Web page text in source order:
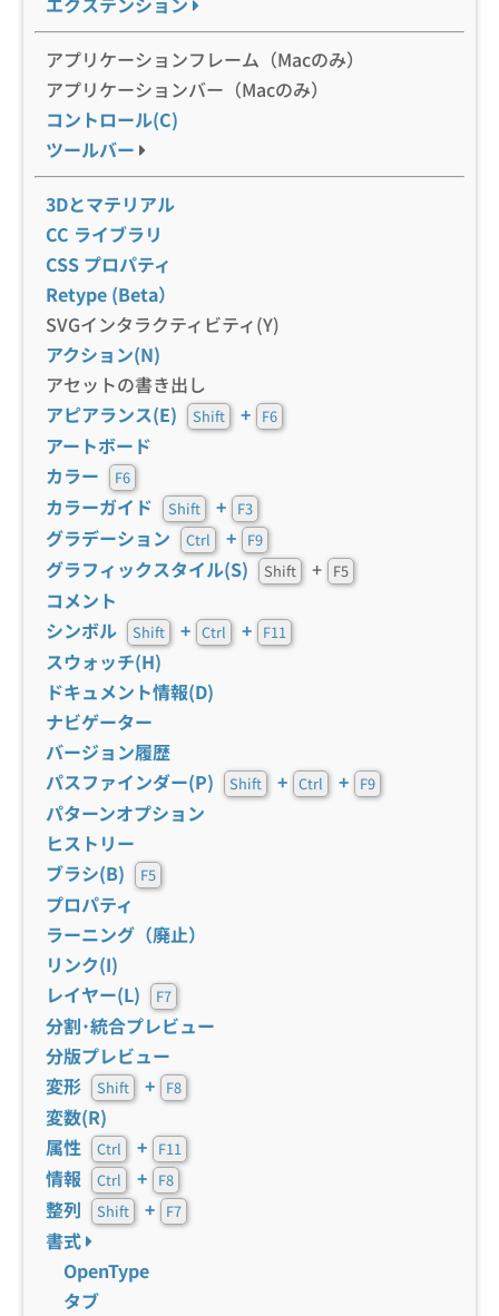
アプリケーションフレーム（Macのみ）
アプリケーションバー（Macのみ）
コントロール(C)
ツールバー
3Dとマテリアル
CC ライブラリ
CSS プロパティ
Retype (Beta）
SVGインタラクティビティ(Y)
アクション(N)
アセットの書き出し
アピアランス(E)
Shift + F6
アートボード
カラー
F6
カラーガイド Shift + F3
グラデーション Ctrl + F9
グラフィックスタイル(S) Shift + F5
コメント
シンボル
Shift + Ctrl + F11
スウォッチ(H)
ドキュメント情報(D)
ナビゲーター
バージョン履歴
パスファインダー(P)
Shift + Ctrl + F9
パターンオプション
ヒストリー
ブラシ(B)
F5
プロパティ
ラーニング（廃止）
リンク(I)
レイヤー(L)
F7
分割･統合プレビュー
分版プレビュー
変形
Shift + F8
変数(R)
属性
Ctrl + F11
情報 Ctrl + F8
整列 Shift + F7
書式
OpenType
タブ